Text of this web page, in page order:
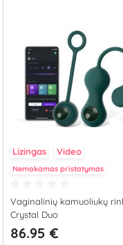
Lizingas Video
Nemokamas pristatymas
Vaginalinių kamuoliukų
Crystal Duo
86.95 €